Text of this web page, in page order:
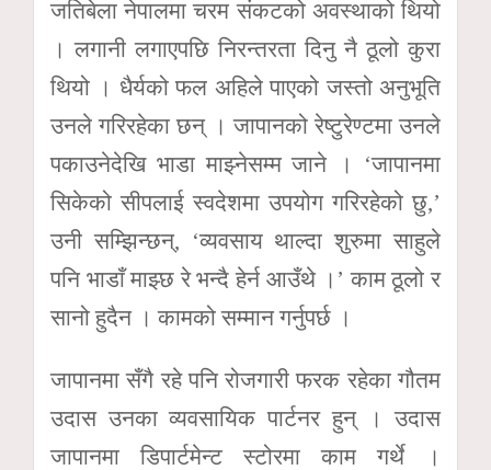
जतिबेला नेपालमा चरम संकटको अवस्थाको थियो
। लगानी लगाएपछि निरन्तरता दिनु नै ठूलो कुरा
थियो । धैर्यको फल अहिले पाएको जस्तो अनुभूति
उनले गरिरहेका छन् । जापानको रेष्टुरेण्टमा उनले
पकाउनेदेखि भाडा माझ्नेसम्म जाने । ‘जापानमा
सिकेको सीपलाई स्वदेशमा उपयोग गरिरहेको छु,’
उनी सम्झिन्छन्, ‘व्यवसाय थाल्दा शुरुमा साहुले
पनि भाडाँ माझ्छ रे भन्दै हेर्न आउँथे ।’ काम ठूलो र
सानो हुदैन । कामको सम्मान गर्नुपर्छ ।
जापानमा सँगै रहे पनि रोजगारी फरक रहेका गौतम
उदास उनका व्यवसायिक पार्टनर हुन् । उदास
जापानमा डिपार्टमेन्ट स्टोरमा काम गर्थे ।